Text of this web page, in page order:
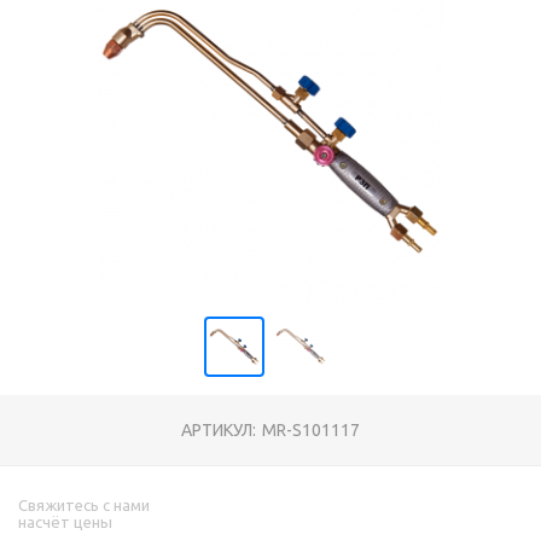
АРТИКУЛ: MR-S101117
Свяжитесь с нами
насчёт цены